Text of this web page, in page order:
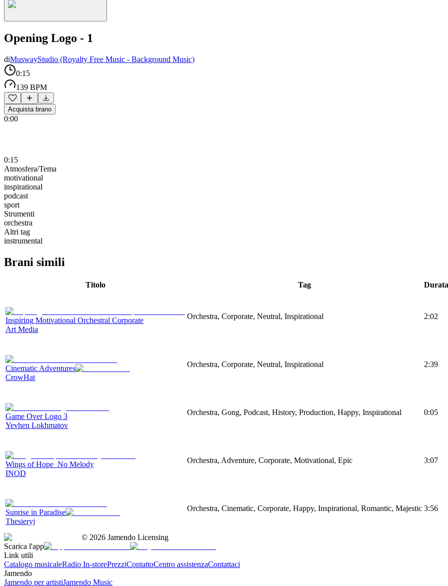
Opening Logo - 1
diMuswayStudio (Royalty Free Music - Background Music)
0:15
139 BPM
Acquista brano
0:00
0:15
Atmosfera/Tema
motivational
inspirational
podcast
sport
Strumenti
orchestra
Altri tag
instrumental
Brani simili
Titolo Tag Durata
Inspiring Motivational Orchestral Corporate
Art Media
Orchestra, Corporate, Neutral, Inspirational 2:02
Cinematic Adventures
CrowHat
Orchestra, Corporate, Neutral, Inspirational 2:39
Game Over Logo 3
Yevhen Lokhmatov
Orchestra, Gong, Podcast, History, Production, Happy, Inspirational 0:05
Wings of Hope_No Melody
INOD
Orchestra, Adventure, Corporate, Motivational, Epic 3:07
Sunrise in Paradise
Thesieryj
Orchestra, Cinematic, Corporate, Happy, Inspirational, Romantic, Majestic 3:56
© 2026 Jamendo Licensing
Scarica l'app
Link utili
Catalogo musicaleRadio In-storePrezziContattoCentro assistenzaContattaci
Jamendo
Jamendo per artistiJamendo Music